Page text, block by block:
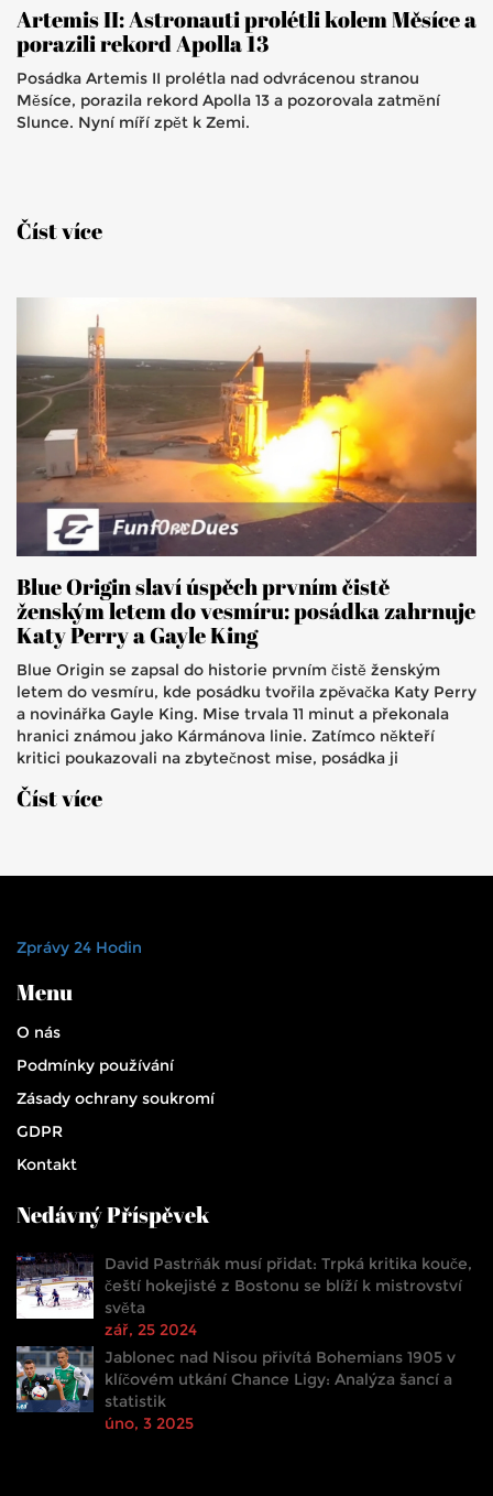
Artemis II: Astronauti prolétli kolem Měsíce a
porazili rekord Apolla 13
Posádka Artemis II prolétla nad odvrácenou stranou
Měsíce, porazila rekord Apolla 13 a pozorovala zatmění
Slunce. Nyní míří zpět k Zemi.
Číst více
Blue Origin slaví úspěch prvním čistě
ženským letem do vesmíru: posádka zahrnuje
Katy Perry a Gayle King
Blue Origin se zapsal do historie prvním čistě ženským
letem do vesmíru, kde posádku tvořila zpěvačka Katy Perry
a novinářka Gayle King. Mise trvala 11 minut a překonala
hranici známou jako Kármánova linie. Zatímco někteří
kritici poukazovali na zbytečnost mise, posádka ji
astronautice.
Číst více
Zprávy 24 Hodin
Menu
O nás
Podmínky používání
Zásady ochrany soukromí
GDPR
Kontakt
Nedávný Příspěvek
David Pastrňák musí přidat: Trpká kritika kouče,
čeští hokejisté z Bostonu se blíží k mistrovství
světa
zář, 25 2024
Jablonec nad Nisou přivítá Bohemians 1905 v
klíčovém utkání Chance Ligy: Analýza šancí a
statistik
úno, 3 2025